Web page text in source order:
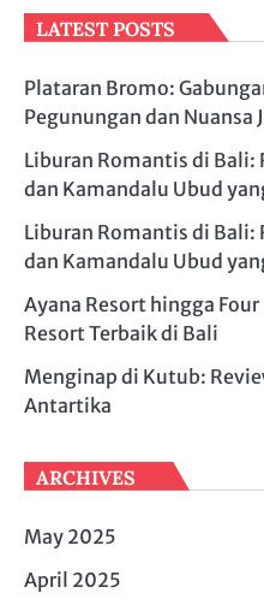
LATEST POSTS
Plataran Bromo:
Pegunungan dan Nuansa
Liburan Romantis di Bali:
dan Kamandalu Ubud
Liburan Romantis di Bali:
dan Kamandalu Ubud
Ayana Resort hingga
Resort Terbaik di Bali
Menginap di Kutub:
Antartika
ARCHIVES
May 2025
April 2025